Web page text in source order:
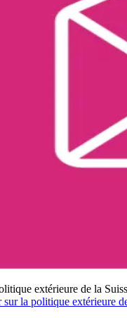
extérieure de la
la politique extérieure